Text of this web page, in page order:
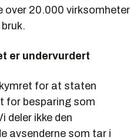
over 20.000 virksomheter
er undervurdert
for at staten
for besparing som
deler ikke den
avsenderne som tar i